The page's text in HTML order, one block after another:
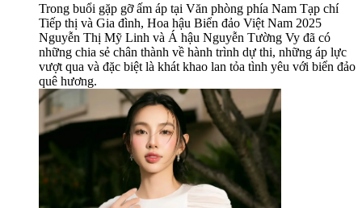
Trong buổi gặp gỡ ấm áp tại Văn phòng phía Nam Tạp chí
Tiếp thị và Gia đình, Hoa hậu Biển đảo Việt Nam 2025
Nguyễn Thị Mỹ Linh và Á hậu Nguyễn Tường Vy đã có
những chia sẻ chân thành về hành trình dự thi, những áp lực
vượt qua và đặc biệt là khát khao lan tỏa tình yêu với biển đảo
quê hương.